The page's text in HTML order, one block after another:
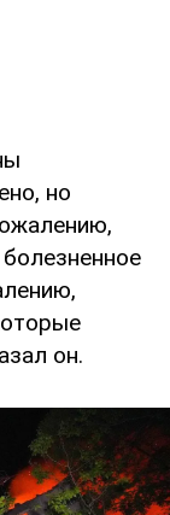
но
он.